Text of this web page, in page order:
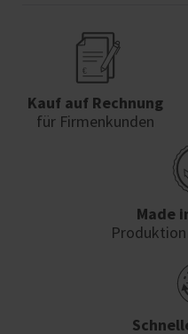
Kauf auf Rechnung
für Firmenkunden
Made